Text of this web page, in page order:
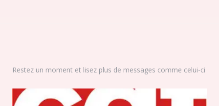
Restez un moment et lisez plus de messages comme celui-ci